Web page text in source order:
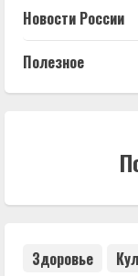
Новости России
Полезное
Здоровье